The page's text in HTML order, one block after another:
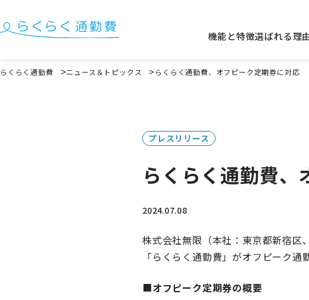
機能と特徴選ばれる理
機能と特徴
らくらく通勤費 ニュース＆トピックス らくらく通勤費、オフピーク定期券に対応
プレスリリース
らくらく通勤費、
2024.07.08
株式会社無限（本社：東京都新宿区
「らくらく通勤費」がオフピーク通
■オフピーク定期券の概要